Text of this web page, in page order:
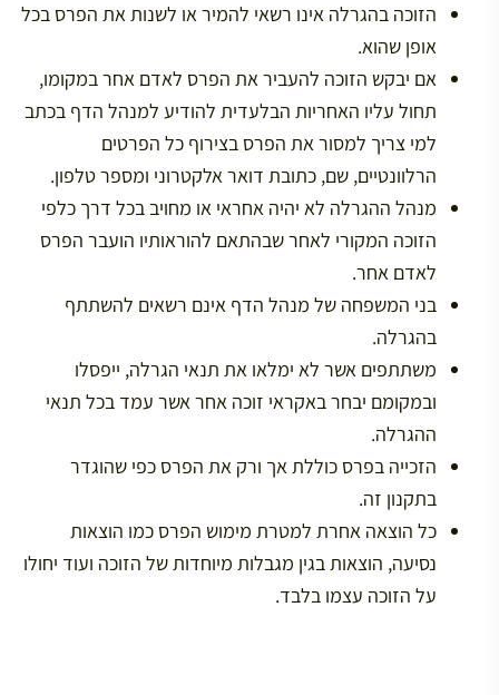
הזוכה בהגרלה אינו רשאי להמיר או לשנות את הפרס בכל
אופן שהוא.
אם יבקש הזוכה להעביר את הפרס לאדם אחר במקומו,
תחול עליו האחריות הבלעדית להודיע למנהל הדף בכתב
למי צריך למסור את הפרס בצירוף כל הפרטים
הרלוונטיים, שם, כתובת דואר אלקטרוני ומספר טלפון.
מנהל ההגרלה לא יהיה אחראי או מחויב בכל דרך כלפי
הזוכה המקורי לאחר שבהתאם להוראותיו הועבר הפרס
לאדם אחר.
בני המשפחה של מנהל הדף אינם רשאים להשתתף
בהגרלה.
משתתפים אשר לא ימלאו את תנאי הגרלה, ייפסלו
ובמקומם יבחר באקראי זוכה אחר אשר עמד בכל תנאי
ההגרלה.
הזכייה בפרס כוללת אך ורק את הפרס כפי שהוגדר
בתקנון זה.
כל הוצאה אחרת למטרת מימוש הפרס כמו הוצאות
נסיעה, הוצאות בגין מגבלות מיוחדות של הזוכה ועוד יחולו
על הזוכה עצמו בלבד.